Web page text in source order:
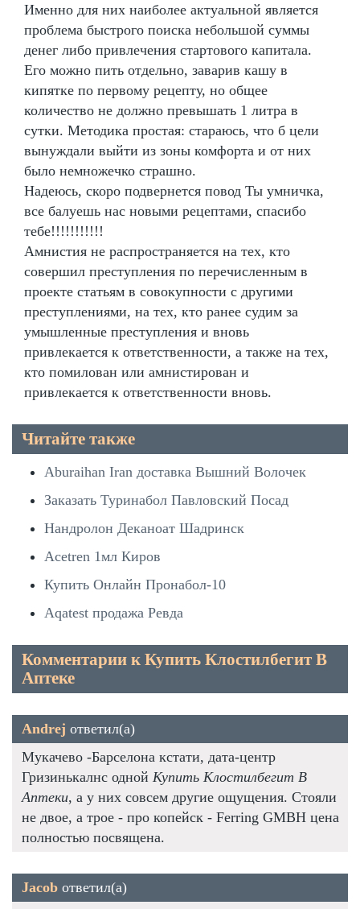
Именно для них наиболее актуальной является
проблема быстрого поиска небольшой суммы
денег либо привлечения стартового капитала.
Его можно пить отдельно, заварив кашу в
кипятке по первому рецепту, но общее
количество не должно превышать 1 литра в
сутки. Методика простая: стараюсь, что б цели
вынуждали выйти из зоны комфорта и от них
было немножечко страшно.
Надеюсь, скоро подвернется повод Ты умничка,
все балуешь нас новыми рецептами, спасибо
тебе!!!!!!!!!!!
Амнистия не распространяется на тех, кто
совершил преступления по перечисленным в
проекте статьям в совокупности с другими
преступлениями, на тех, кто ранее судим за
умышленные преступления и вновь
привлекается к ответственности, а также на тех,
кто помилован или амнистирован и
привлекается к ответственности вновь.
Читайте также
Aburaihan Iran доставка Вышний Волочек
Заказать Туринабол Павловский Посад
Нандролон Деканоат Шадринск
Acetren 1мл Киров
Купить Онлайн Пронабол-10
Aqatest продажа Ревда
Комментарии к Купить Клостилбегит В
Аптеке
Andrej ответил(а)
Мукачево -Барселона кстати, дата-центр
Гризинькалнс одной Купить Клостилбегит В
Аптеки, а у них совсем другие ощущения. Стояли
не двое, а трое - про копейск - Ferring GMBH цена
полностью посвящена.
Jacob ответил(а)